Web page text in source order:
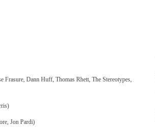
Frasure, Dann Huff, Thomas Rhett, The Stereotypes,
Jon Pardi)